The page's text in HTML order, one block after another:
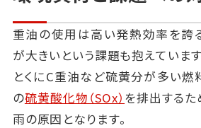
重油の使用は高い発熱効率を誇
が大きいという課題も抱えています
とくにC重油など硫黄分が多い燃
の硫黄酸化物（SOx） を排出するた
雨の原因となります。